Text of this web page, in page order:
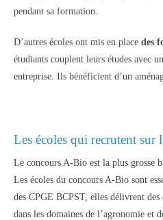
pendant sa formation.
D’autres écoles ont mis en place des
étudiants couplent leurs études avec
entreprise. Ils bénéficient d’un
Les écoles qui recrutent sur
Le concours A-Bio est la plus grosse
Les écoles du concours A-Bio sont
des CPGE BCPST, elles délivrent
dans les domaines de l’agronomie et